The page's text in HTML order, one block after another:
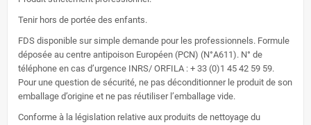
Tenir hors de portée des enfants.
FDS disponible sur simple demande pour les professionnels. Formule
déposée au centre antipoison Européen (PCN) (N°A611). N° de
téléphone en cas d’urgence INRS/ ORFILA : + 33 (0)1 45 42 59 59.
Pour une question de sécurité, ne pas déconditionner le produit de son
emballage d’origine et ne pas réutiliser l’emballage vide.
Conforme à la législation relative aux produits de nettoyage du